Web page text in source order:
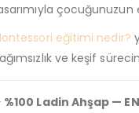
çocuğunuzun
eğitimi nedir?
ve keşif
%100 Ladin Ahşap —